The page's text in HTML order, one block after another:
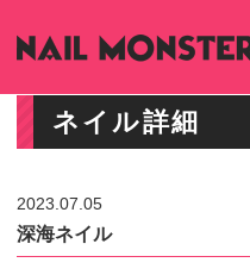
ネイル詳細
2023.07.05
深海ネイル